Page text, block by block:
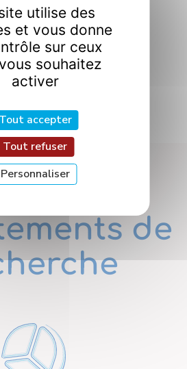
avec pour axes
par micro-fusion laser
thermique
matériaux
Nos
de
utilise des
et vous donne
sur ceux
souhaitez
activer
Tout accepter
Tout refuser
Personnaliser